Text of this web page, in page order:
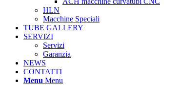
HLN
Macchine Speciali
TUBE GALLERY
SERVIZI
Servizi
Garanzia
NEWS
CONTATTI
Menu Menu